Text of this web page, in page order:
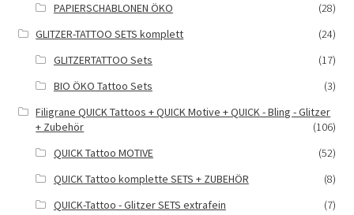
PAPIERSCHABLONEN ÖKO
(28)
GLITZER-TATTOO SETS komplett
(24)
GLITZERTATTOO Sets
(17)
BIO ÖKO Tattoo Sets
(3)
Filigrane QUICK Tattoos + QUICK Motive + QUICK - Bling - Glitzer
+ Zubehör
(106)
QUICK Tattoo MOTIVE
(52)
QUICK Tattoo komplette SETS + ZUBEHÖR
(8)
QUICK-Tattoo - Glitzer SETS extrafein
(7)